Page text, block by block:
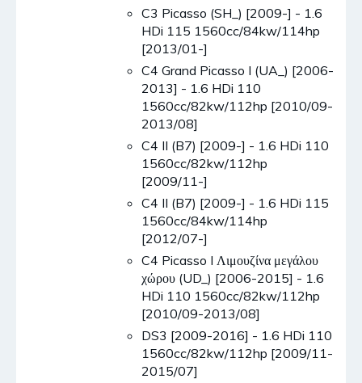
C3 Picasso (SH_) [2009-] - 1.6
HDi 115 1560cc/84kw/114hp
[2013/01-]
C4 Grand Picasso I (UA_) [2006-
2013] - 1.6 HDi 110
1560cc/82kw/112hp [2010/09-
2013/08]
C4 II (B7) [2009-] - 1.6 HDi 110
1560cc/82kw/112hp
[2009/11-]
C4 II (B7) [2009-] - 1.6 HDi 115
1560cc/84kw/114hp
[2012/07-]
C4 Picasso I Λιμουζίνα μεγάλου
χώρου (UD_) [2006-2015] - 1.6
HDi 110 1560cc/82kw/112hp
[2010/09-2013/08]
DS3 [2009-2016] - 1.6 HDi 110
1560cc/82kw/112hp [2009/11-
2015/07]